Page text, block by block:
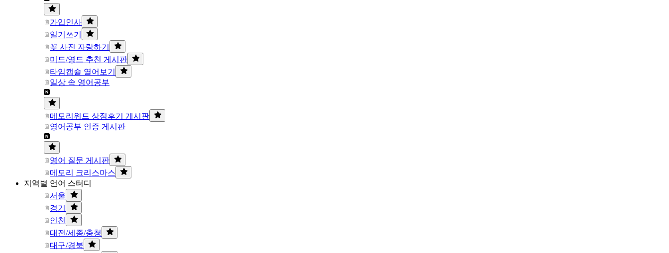
가입인사
일기쓰기
꽃 사진 자랑하기
미드/영드 추천 게시판
타임캡슐 열어보기
일상 속 영어공부
메모리워드 상점후기 게시판
영어공부 인증 게시판
영어 질문 게시판
메모리 크리스마스
지역별 언어 스터디
서울
경기
인천
대전/세종/충청
대구/경북